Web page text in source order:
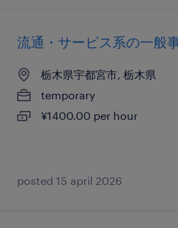
流通・サービス系の一般
栃木県宇都宮市, 栃木県
temporary
¥1400.00 per hour
posted 15 april 2026